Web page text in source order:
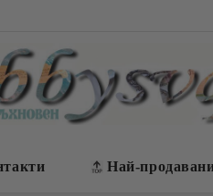
Най-